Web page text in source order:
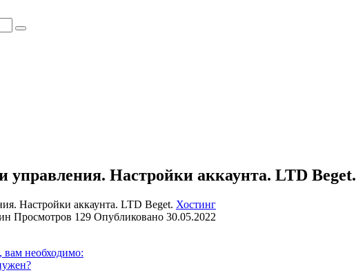
управления. Настройки аккаунта. LTD Beget.
Хостинг
Просмотров 129 Опубликовано 30.05.2022
вам необходимо: